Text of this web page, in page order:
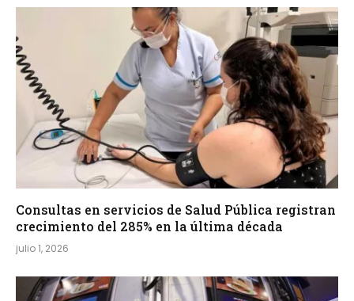
Consultas en servicios de Salud Pública registran
crecimiento del 285% en la última década
julio 1, 2026